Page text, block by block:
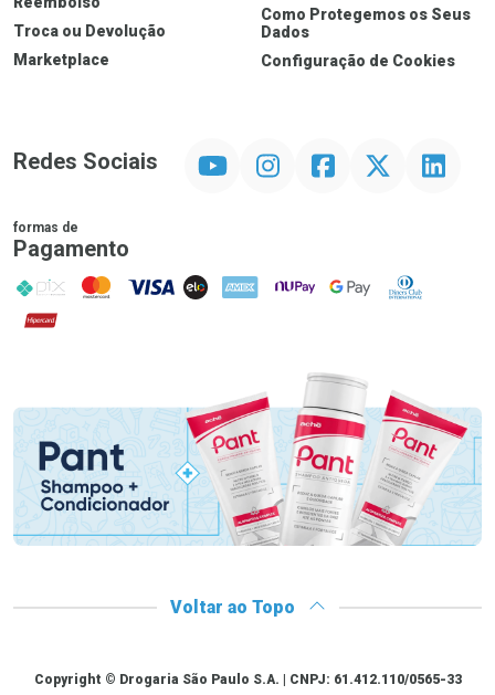
Ver Desconto Convênio
Troca ou Devolução
Marketplace
Como Protegemos os Seus
Dados
Configuração de Cookies
Redes Sociais InstagramFacebookTwitter Linkedin
formas de
Pagamento
PIX MasterCard
VISA ELO AMEX NuPay Google PayDiners Club
Hipercard
Promoção em Destaque
Voltar ao Topo
Copyright
Copyright © Drogaria São Paulo S.A. | CNPJ: 61.412.110/0565-33